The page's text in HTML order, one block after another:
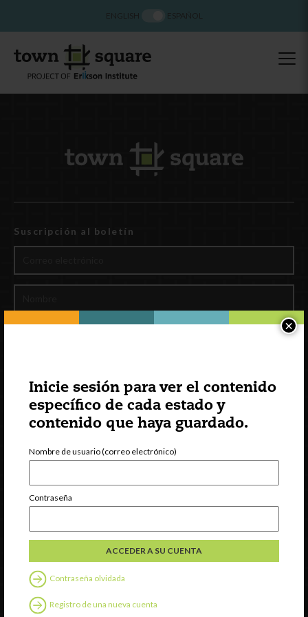
Inicie sesión para ver el contenido
específico de cada estado y
contenido que haya guardado.
Nombre de usuario (correo electrónico)
Contraseña
Contraseña olvidada
Registro de una nueva cuenta
×
Suscripción al boletín
INCCRRA
Gateways
ExceleRate
Español
English(Inglés)
Síguenos en
ENGLISH ESPAÑOL